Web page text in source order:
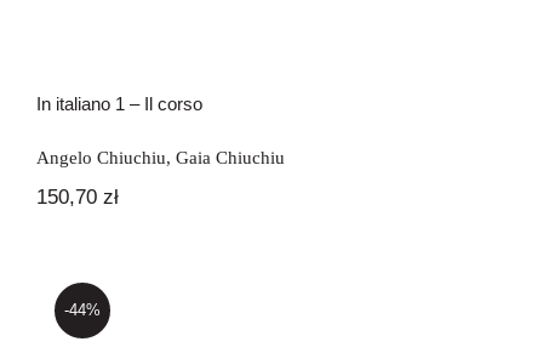
In italiano 1 – Il corso
Angelo Chiuchiu, Gaia Chiuchiu
150,70 zł
-44%